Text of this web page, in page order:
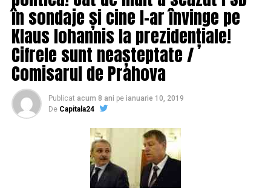
în sondaje și cine l-ar învinge pe
Klaus Iohannis la prezidențiale!
Cifrele sunt neașteptate /
Comisarul de Prahova
Publicat acum 8 ani pe ianuarie 10, 2019
De Capitala24